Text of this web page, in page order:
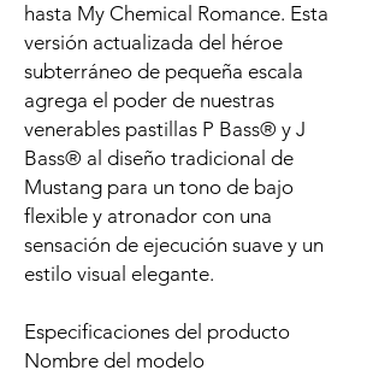
hasta My Chemical Romance. Esta
versión actualizada del héroe
subterráneo de pequeña escala
agrega el poder de nuestras
venerables pastillas P Bass® y J
Bass® al diseño tradicional de
Mustang para un tono de bajo
flexible y atronador con una
sensación de ejecución suave y un
estilo visual elegante.
Especificaciones del producto
Nombre del modelo